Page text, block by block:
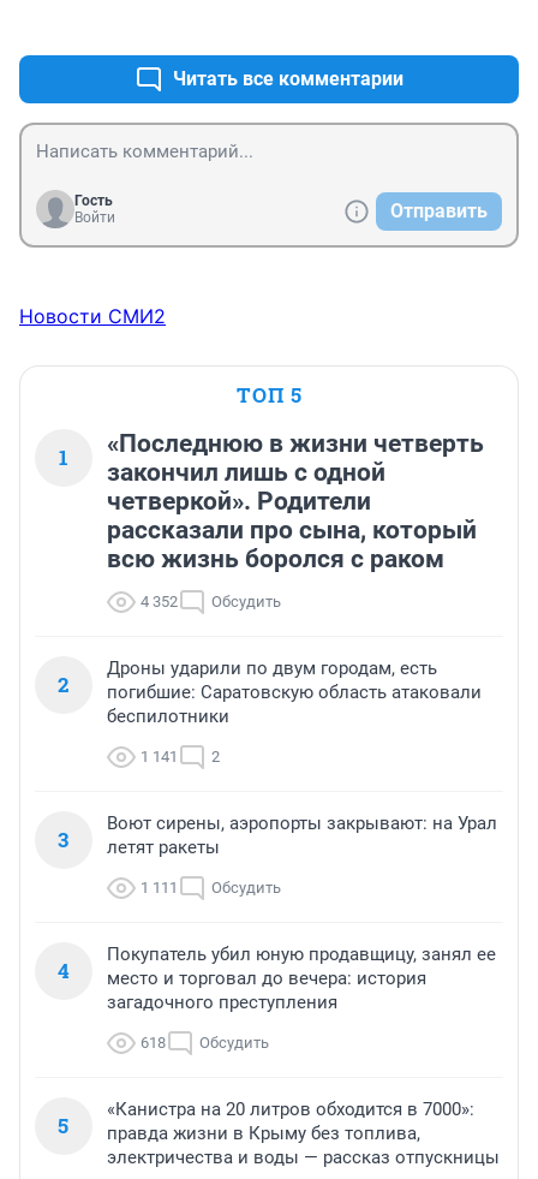
Читать все комментарии
Гость
Войти
Отправить
Новости СМИ2
ТОП 5
1
«Последнюю в жизни четверть
закончил лишь с одной
четверкой». Родители
рассказали про сына, который
всю жизнь боролся с раком
4 352 Обсудить
2
Дроны ударили по двум городам, есть
погибшие: Саратовскую область атаковали
беспилотники
1 141 2
3
Воют сирены, аэропорты закрывают: на Урал
летят ракеты
1 111 Обсудить
4
Покупатель убил юную продавщицу, занял ее
место и торговал до вечера: история
загадочного преступления
618 Обсудить
5
«Канистра на 20 литров обходится в 7000»:
правда жизни в Крыму без топлива,
электричества и воды — рассказ отпускницы